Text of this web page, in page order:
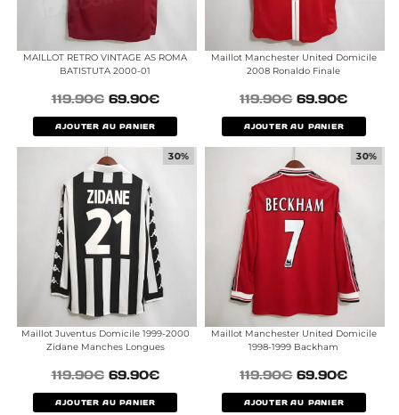
MAILLOT RETRO VINTAGE AS ROMA
BATISTUTA 2000-01
119.90€ 69.90€
AJOUTER AU PANIER
Maillot Manchester United Domicile
2008 Ronaldo Finale
119.90€ 69.90€
AJOUTER AU PANIER
30%
Maillot Juventus Domicile 1999-2000
Zidane Manches Longues
119.90€ 69.90€
AJOUTER AU PANIER
30%
Maillot Manchester United Domicile
1998-1999 Backham
119.90€ 69.90€
AJOUTER AU PANIER